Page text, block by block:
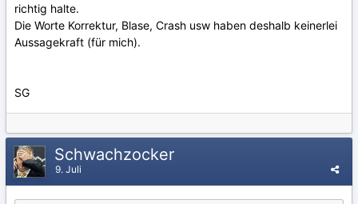
richtig halte.
Die Worte Korrektur, Blase, Crash usw haben deshalb keinerlei
Aussagekraft (für mich).
SG
Schwachzocker
9. Juli